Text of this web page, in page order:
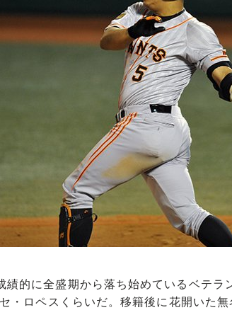
的に全盛期から落ち始めているベテラ
・ロペスくらいだ。移籍後に花開いた無